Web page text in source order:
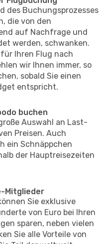
des Buchungsprozesses
die von den
auf Nachfrage und
werden, schwanken.
Ihren Flug nach
wir Ihnen immer, so
sobald Sie einen
entspricht.
buchen
Auswahl an Last-
Preisen. Auch
ein Schnäppchen
der Hauptreisezeiten
Mitglieder
Sie exklusive
von Euro bei Ihren
sparen, neben vielen
Sie alle Vorteile von